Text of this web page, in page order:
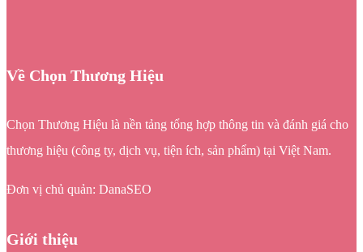
Về Chọn Thương Hiệu
Chọn Thương Hiệu là nền tảng tổng hợp thông tin và đánh giá cho
thương hiệu (công ty, dịch vụ, tiện ích, sản phẩm) tại Việt Nam.
Đơn vị chủ quản: DanaSEO
Giới thiệu